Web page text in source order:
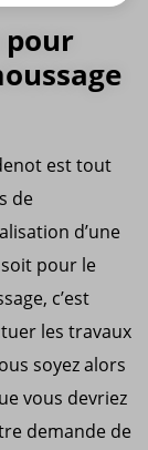
est tout
de
d’une
pour le
c’est
les travaux
soyez alors
vous devriez
demande de